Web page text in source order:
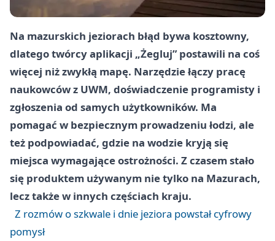
Na mazurskich jeziorach błąd bywa kosztowny,
dlatego twórcy aplikacji „Żegluj” postawili na coś
więcej niż zwykłą mapę. Narzędzie łączy pracę
naukowców z UWM, doświadczenie programisty i
zgłoszenia od samych użytkowników. Ma
pomagać w bezpiecznym prowadzeniu łodzi, ale
też podpowiadać, gdzie na wodzie kryją się
miejsca wymagające ostrożności. Z czasem stało
się produktem używanym nie tylko na Mazurach,
lecz także w innych częściach kraju.
Z rozmów o szkwale i dnie jeziora powstał cyfrowy
pomysł